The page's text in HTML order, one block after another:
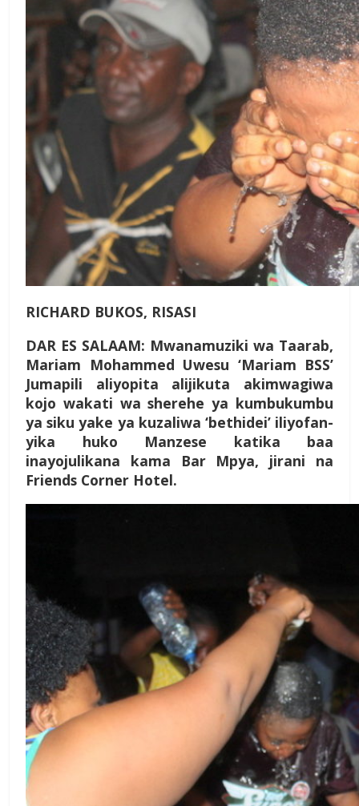
RICHARD BUKOS, RISASI
DAR ES SALAAM: Mwanamuziki wa Taarab,
Mar­iam Mohammed Uwesu ‘Mariam BSS’
Jumapili aliyopita alijikuta akimwagiwa
kojo wakati wa sherehe ya kum­bukumbu
ya siku yake ya kuzaliwa ‘bethidei’ iliyofan­
yika huko Manzese katika baa
inayojulikana kama Bar Mpya, jirani na
Friends Cor­ner Hotel.